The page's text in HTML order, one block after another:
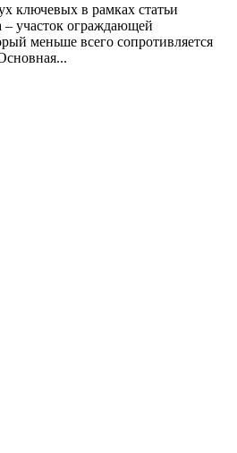
ключевых в рамках статьи
участок ограждающей
меньше всего сопротивляется